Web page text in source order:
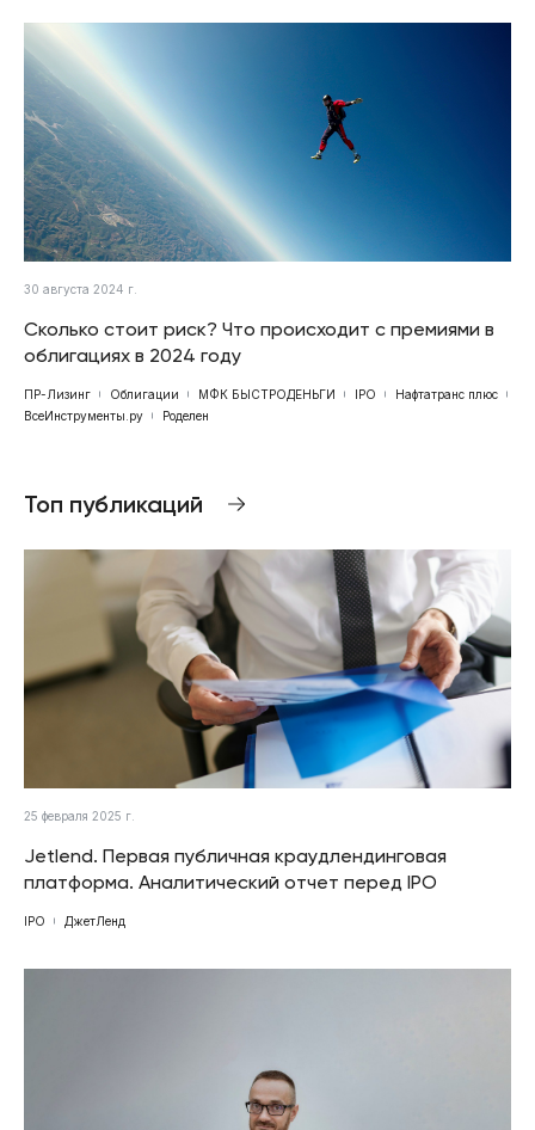
30 августа 2024 г.
Сколько стоит риск? Что происходит с премиями в
облигациях в 2024 году
ПР-Лизинг Облигации МФК БЫСТРОДЕНЬГИ IPO
Нафтатранс плюс
ВсеИнструменты.ру
Роделен
Топ публикаций
25 февраля 2025 г.
Jetlend. Первая публичная краудлендинговая
платформа. Аналитический отчет перед IPO
IPO ДжетЛенд